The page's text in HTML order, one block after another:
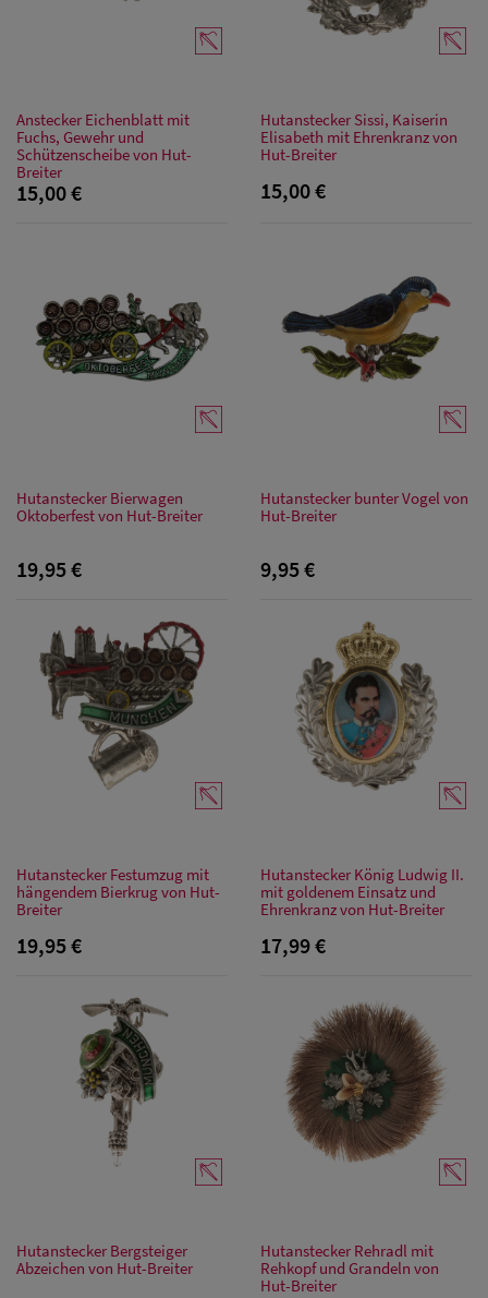
Herren
Baseball Cpas
Herren UV-
Sonnenschilder
& Visoren
Anstecker Eichenblatt mit
Fuchs, Gewehr und
Schützenscheibe von Hut-
Breiter
15,00 €
Hutanstecker Sissi, Kaiserin
Elisabeth mit Ehrenkranz von
Hut-Breiter
15,00 €
Hutanstecker Bierwagen
Oktoberfest von Hut-Breiter
19,95 €
Hutanstecker bunter Vogel von
Hut-Breiter
9,95 €
Hutanstecker Festumzug mit
hängendem Bierkrug von Hut-
Breiter
19,95 €
Hutanstecker König Ludwig II.
mit goldenem Einsatz und
Ehrenkranz von Hut-Breiter
17,99 €
Hutanstecker Bergsteiger
Abzeichen von Hut-Breiter
Hutanstecker Rehradl mit
Rehkopf und Grandeln von
Hut-Breiter